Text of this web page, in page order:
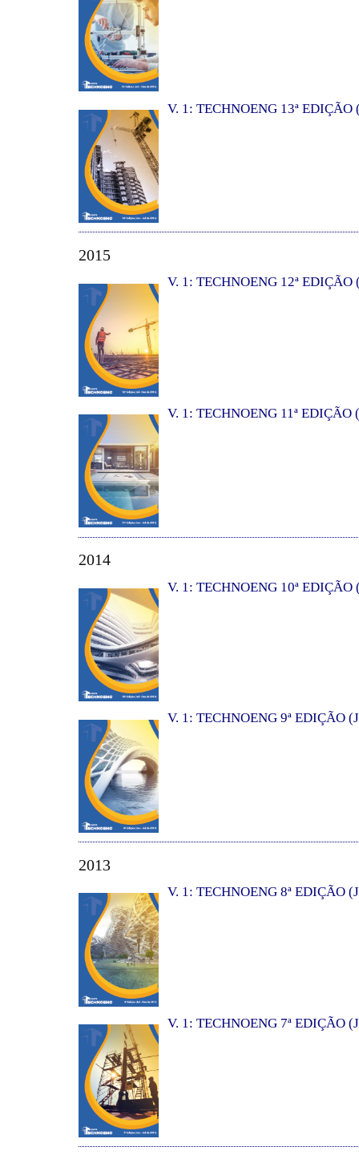
V. 1: TECHNOENG 13ª
2015
V. 1: TECHNOENG 12ª
V. 1: TECHNOENG 11ª
2014
V. 1: TECHNOENG 10ª
V. 1: TECHNOENG 9ª EDIÇÃO
2013
V. 1: TECHNOENG 8ª EDIÇÃO
V. 1: TECHNOENG 7ª EDIÇÃO